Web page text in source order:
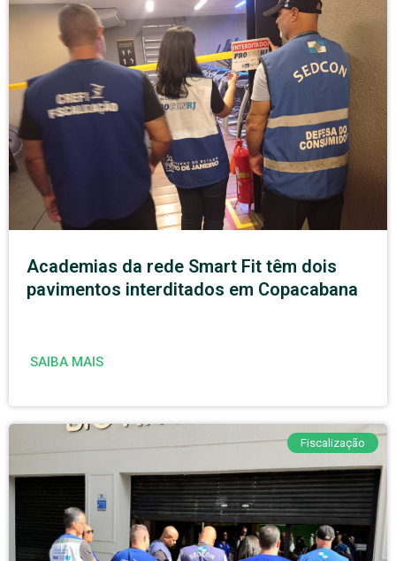
Academias da rede Smart Fit têm dois
pavimentos interditados em Copacabana
SAIBA MAIS
Fiscalização